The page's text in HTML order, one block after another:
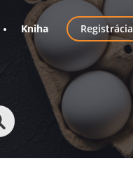
Kniha
User
account
menu
Registrácia